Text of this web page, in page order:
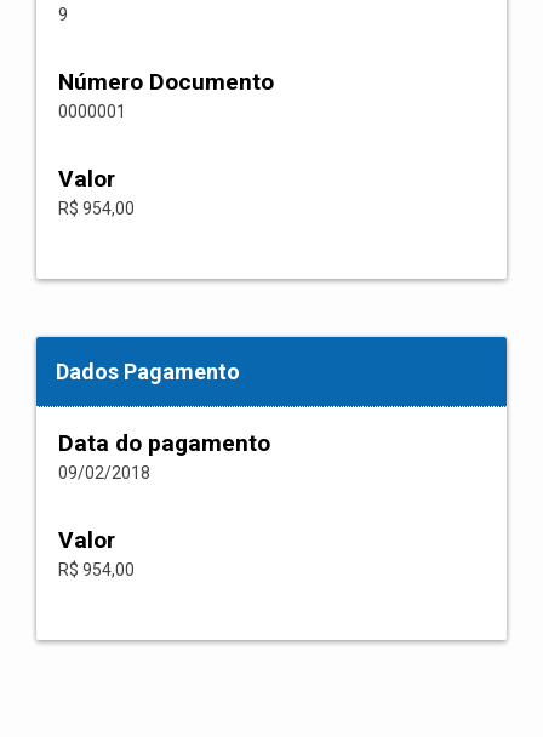
9
Número Documento
0000001
Valor
R$ 954,00
Dados Pagamento
Data do pagamento
09/02/2018
Valor
R$ 954,00